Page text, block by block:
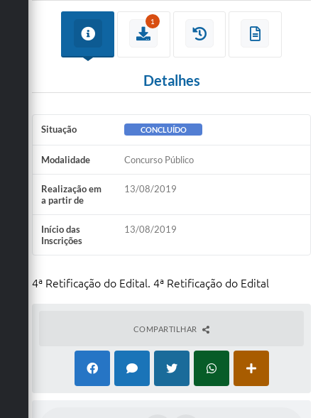
1
Detalhes
Situação CONCLUÍDO
Modalidade Concurso Público
Realização em
a partir de
13/08/2019
Início das
Inscrições
13/08/2019
4ª Retificação do Edital. 4ª Retificação do Edital
COMPARTILHAR